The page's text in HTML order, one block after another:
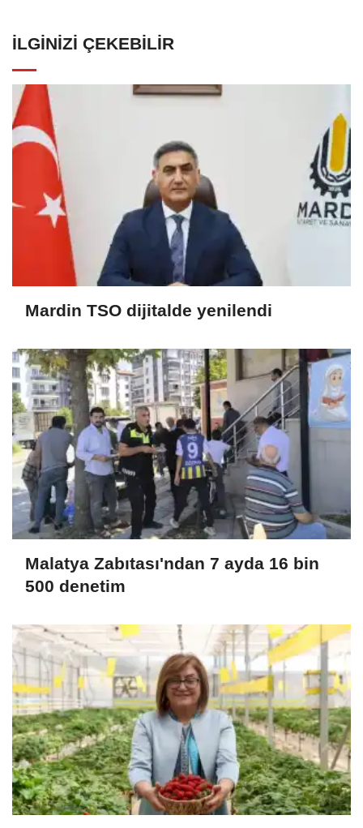
İLGINIZI ÇEKEBILIR
Mardin TSO dijitalde yenilendi
Malatya Zabıtası'ndan 7 ayda 16 bin
500 denetim